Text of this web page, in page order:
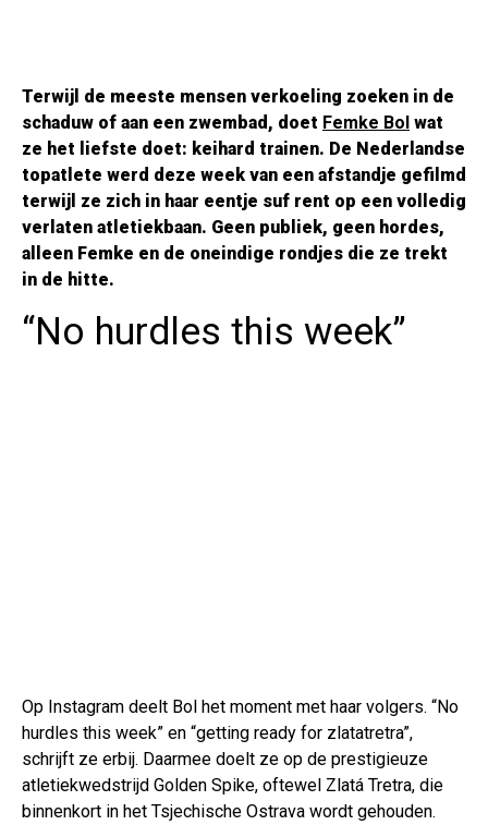
Terwijl de meeste mensen verkoeling zoeken in de
schaduw of aan een zwembad, doet Femke Bol wat
ze het liefste doet: keihard trainen. De Nederlandse
topatlete werd deze week van een afstandje gefilmd
terwijl ze zich in haar eentje suf rent op een volledig
verlaten atletiekbaan. Geen publiek, geen hordes,
alleen Femke en de oneindige rondjes die ze trekt
in de hitte.
“No hurdles this week”
Op Instagram deelt Bol het moment met haar volgers. “No
hurdles this week” en “getting ready for zlatatretra”,
schrijft ze erbij. Daarmee doelt ze op de prestigieuze
atletiekwedstrijd Golden Spike, oftewel Zlatá Tretra, die
binnenkort in het Tsjechische Ostrava wordt gehouden.